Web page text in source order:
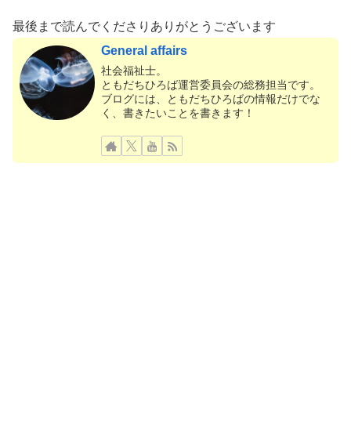
最後まで読んでくださりありがとうございます
General affairs
社会福祉士。
ともだちひろば運営委員会の総務担当です。
ブログには、ともだちひろばの情報だけでな
く、書きたいことを書きます！